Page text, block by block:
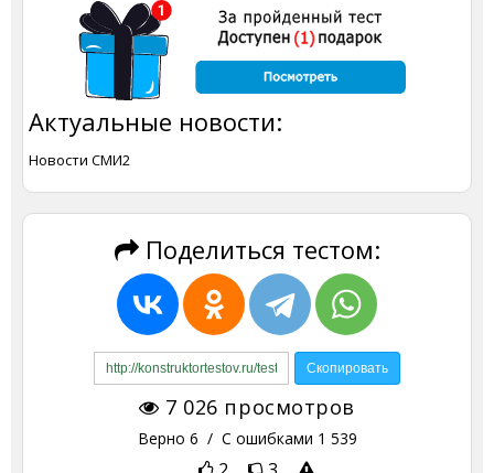
Актуальные новости:
Новости СМИ2
Поделиться тестом:
7 026 просмотров
Верно 6 / С ошибками 1 539